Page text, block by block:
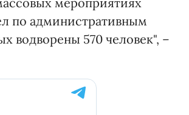
по административным
водворены 570 человек", –